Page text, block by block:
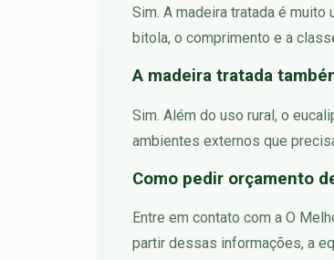
Sim. A madeira tratada é
bitola, o comprimento e a
A madeira tratada
Sim. Além do uso rural, o
ambientes externos que
Como pedir orçamento
Entre em contato com a O
partir dessas informações, a